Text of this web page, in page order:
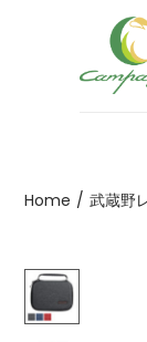
ナ
ョ
コ
へ
Home / 武蔵野